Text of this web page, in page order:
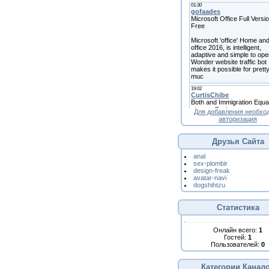
Для добавления
авторизация
Друзья Сайта
anal
sex-plombir
design-freak
avatar-navi
dogshihtzu
Статистика
Онлайн всего: 1
Гостей: 1
Пользователей: 0
Категории